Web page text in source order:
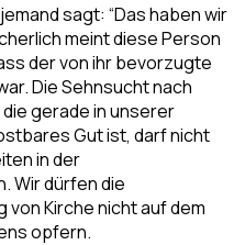
sagt: “Das haben wir
meint diese Person
der von ihr bevorzugte
Die Sehnsucht nach
gerade in unserer
Gut ist, darf nicht
in der
Wir dürfen die
Kirche nicht auf dem
opfern.